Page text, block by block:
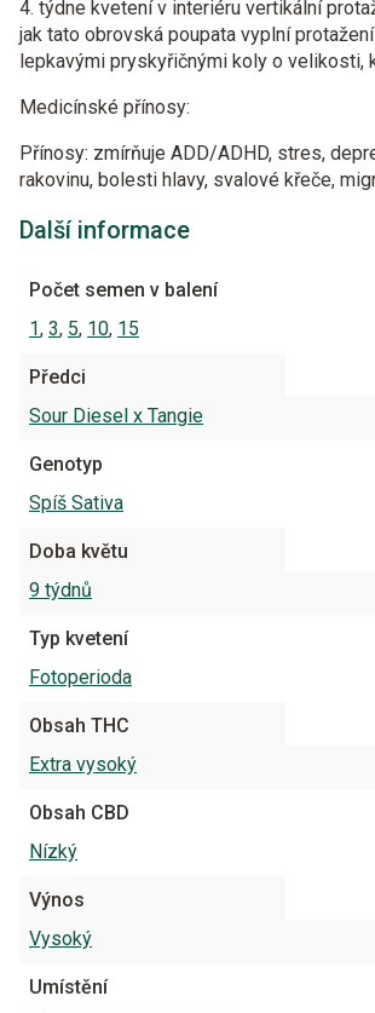
4. týdne kvetení v interiéru vertikální
jak tato obrovská poupata vyplní
lepkavými pryskyřičnými koly o velikosti,
Medicínské přínosy:
Přínosy: zmírňuje ADD/ADHD, stres,
rakovinu, bolesti hlavy, svalové křeče,
Další informace
Počet semen v balení
1, 3, 5, 10, 15
Předci
Sour Diesel x Tangie
Genotyp
Spíš Sativa
Doba květu
9 týdnů
Typ kvetení
Fotoperioda
Obsah THC
Extra vysoký
Obsah CBD
Nízký
Výnos
Vysoký
Umístění